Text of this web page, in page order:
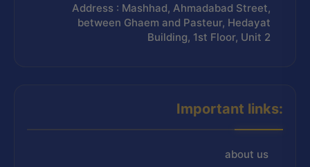
Address : Mashhad, Ahmadabad Street,
between Ghaem and Pasteur, Hedayat
Building, 1st Floor, Unit 2
Important links:
about us